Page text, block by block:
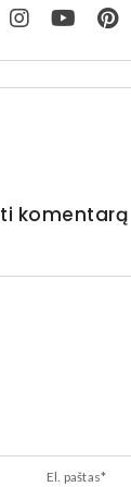
komentarą
El. paštas*